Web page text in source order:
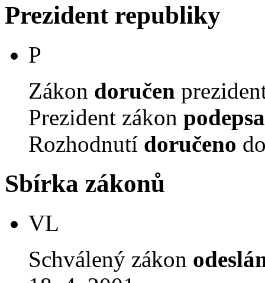
Prezident republiky
P
Zákon doručen
Prezident zákon
Rozhodnutí doručeno
Sbírka zákonů
VL
Schválený zákon